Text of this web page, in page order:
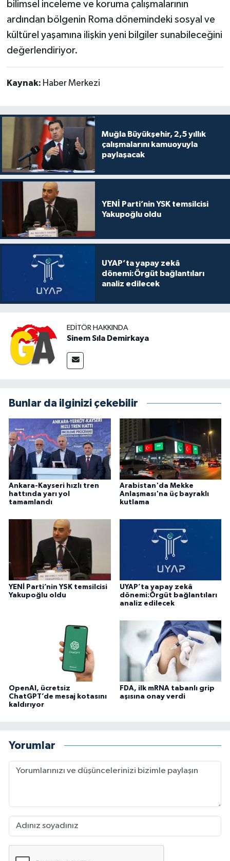
bilimsel inceleme ve koruma çalışmalarının
ardından bölgenin Roma dönemindeki sosyal ve
kültürel yaşamına ilişkin yeni bilgiler sunabileceğini
değerlendiriyor.
Kaynak: Haber Merkezi
Muğla Büyükşehir, 2,5 yıllık
çalışmalarını kamuoyuyla
paylaşacak
YENİ Parti’nin YSK temsilcisi
Yakupoğlu oldu
UYAP’ta yapay zekâ
dönemi:Örgüt bağlantıları
analiz edilecek
EDITÖR HAKKINDA
Sinem Sıla Demirkaya
Bunlar da ilginizi çekebilir
Ankara-Kayseri hızlı tren
hattında yarı yol
tamamlandı
Arabistan'da Mekke
Anlaşması'na üç bayraklı
kutlama
YENİ Parti’nin YSK temsilcisi
Yakupoğlu oldu
UYAP’ta yapay zekâ
dönemi:Örgüt bağlantıları
analiz edilecek
OpenAI, ücretsiz
ChatGPT’de mesaj kotasını
kaldırıyor
FDA, ilk mRNA tabanlı grip
aşısına onay verdi
Yorumlar